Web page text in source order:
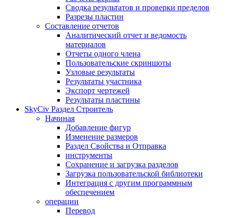
Сводка результатов и проверки пределов
Разрезы пластин
Составление отчетов
Аналитический отчет и ведомость
материалов
Отчеты одного члена
Пользовательские скриншоты
Узловые результаты
Результаты участника
Экспорт чертежей
Результаты пластины
SkyCiv Раздел Строитель
Начиная
Добавление фигур
Изменение размеров
Раздел Свойства и Отправка
инструменты
Сохранение и загрузка разделов
Загрузка пользовательской библиотеки
Интеграция с другим программным
обеспечением
операции
Перевод